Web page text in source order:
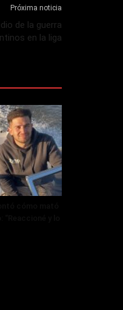
Próxima noticia
de la guerra
en la liga